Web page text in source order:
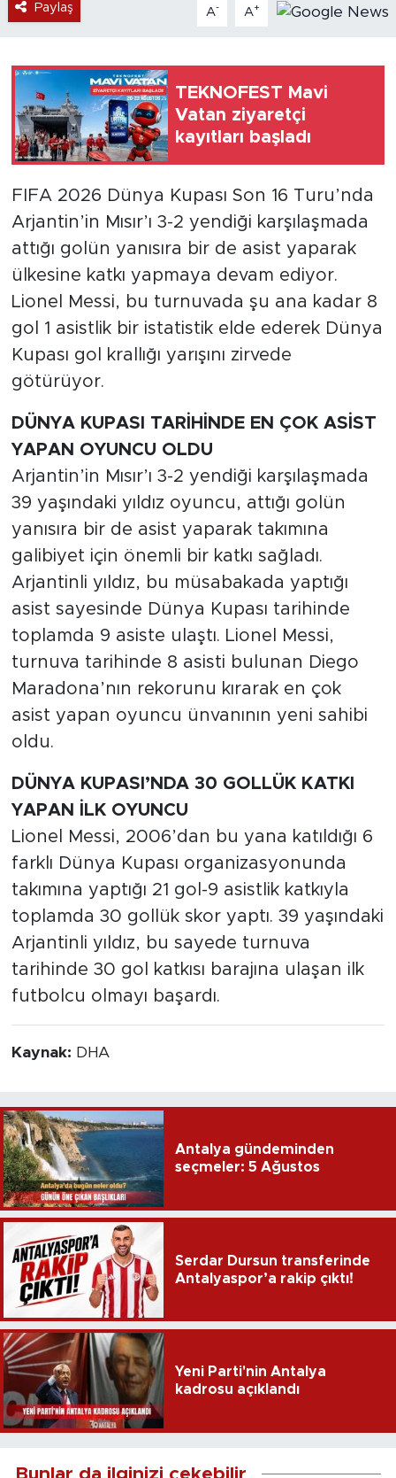
Paylaş A- A+
TEKNOFEST Mavi
Vatan ziyaretçi
kayıtları başladı
FIFA 2026 Dünya Kupası Son 16 Turu’nda
Arjantin’in Mısır’ı 3-2 yendiği karşılaşmada
attığı golün yanısıra bir de asist yaparak
ülkesine katkı yapmaya devam ediyor.
Lionel Messi, bu turnuvada şu ana kadar 8
gol 1 asistlik bir istatistik elde ederek Dünya
Kupası gol krallığı yarışını zirvede
götürüyor.
DÜNYA KUPASI TARİHİNDE EN ÇOK ASİST
YAPAN OYUNCU OLDU
Arjantin’in Mısır’ı 3-2 yendiği karşılaşmada
39 yaşındaki yıldız oyuncu, attığı golün
yanısıra bir de asist yaparak takımına
galibiyet için önemli bir katkı sağladı.
Arjantinli yıldız, bu müsabakada yaptığı
asist sayesinde Dünya Kupası tarihinde
toplamda 9 asiste ulaştı. Lionel Messi,
turnuva tarihinde 8 asisti bulunan Diego
Maradona’nın rekorunu kırarak en çok
asist yapan oyuncu ünvanının yeni sahibi
oldu.
DÜNYA KUPASI’NDA 30 GOLLÜK KATKI
YAPAN İLK OYUNCU
Lionel Messi, 2006’dan bu yana katıldığı 6
farklı Dünya Kupası organizasyonunda
takımına yaptığı 21 gol-9 asistlik katkıyla
toplamda 30 gollük skor yaptı. 39 yaşındaki
Arjantinli yıldız, bu sayede turnuva
tarihinde 30 gol katkısı barajına ulaşan ilk
futbolcu olmayı başardı.
Kaynak: DHA
Antalya gündeminden
seçmeler: 5 Ağustos
Serdar Dursun transferinde
Antalyaspor’a rakip çıktı!
Yeni Parti'nin Antalya
kadrosu açıklandı
Bunlar da ilginizi çekebilir